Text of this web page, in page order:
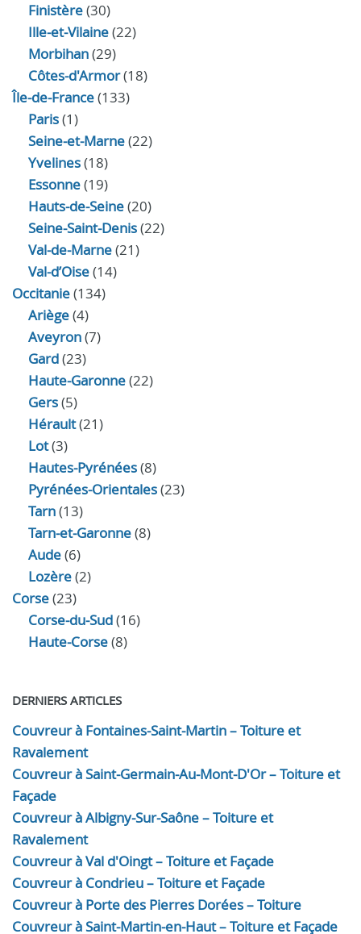
Finistère(30)
Ille-et-Vilaine(22)
Morbihan(29)
Côtes-d'Armor(18)
Île-de-France(133)
Paris(1)
Seine-et-Marne(22)
Yvelines(18)
Essonne(19)
Hauts-de-Seine(20)
Seine-Saint-Denis(22)
Val-de-Marne(21)
Val-d’Oise(14)
Occitanie(134)
Ariège(4)
Aveyron(7)
Gard(23)
Haute-Garonne(22)
Gers(5)
Hérault(21)
Lot(3)
Hautes-Pyrénées(8)
Pyrénées-Orientales(23)
Tarn(13)
Tarn-et-Garonne(8)
Aude(6)
Lozère(2)
Corse(23)
Corse-du-Sud(16)
Haute-Corse(8)
DERNIERS ARTICLES
Couvreur à Fontaines-Saint-Martin – Toiture et
Ravalement
Couvreur à Saint-Germain-Au-Mont-D'Or – Toiture et
Façade
Couvreur à Albigny-Sur-Saône – Toiture et
Ravalement
Couvreur à Val d'Oingt – Toiture et Façade
Couvreur à Condrieu – Toiture et Façade
Couvreur à Porte des Pierres Dorées – Toiture
Couvreur à Saint-Martin-en-Haut – Toiture et Façade